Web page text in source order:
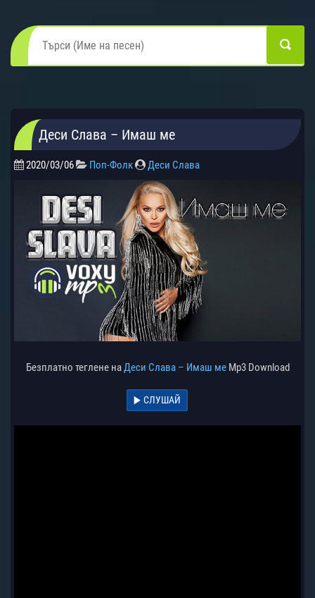
Деси Слава – Имаш ме
2020/03/06 Поп-Фолк Деси Слава
Безплатно теглене наДеси Слава – Имаш меMp3 Download
СЛУШАЙ